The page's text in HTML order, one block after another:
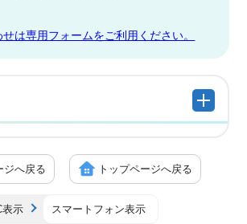
は専用フォームをご利用ください。
ジへ戻る トップページへ戻る
表示 スマートフォン表示